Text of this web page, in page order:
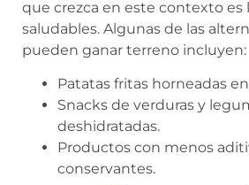
que crezca en este contexto es
saludables. Algunas de las
pueden ganar terreno incluyen:
Patatas fritas horneadas
Snacks de verduras y
deshidratadas.
Productos con menos
conservantes.